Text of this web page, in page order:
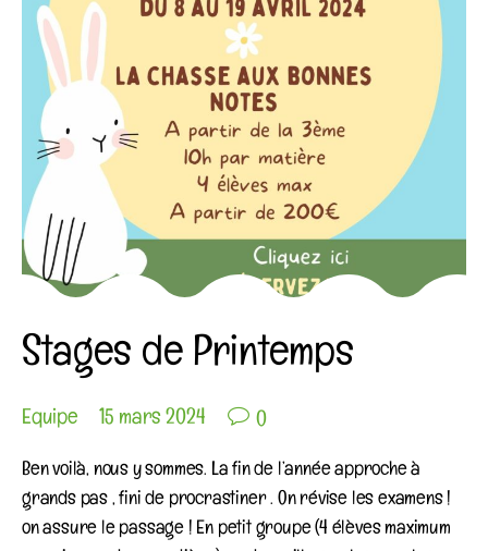
Stages de Printemps
Equipe 15 mars 2024  0
Ben voilà, nous y sommes. La fin de l’année approche à
grands pas , fini de procrastiner . On révise les examens !
on assure le passage ! En petit groupe (4 élèves maximum